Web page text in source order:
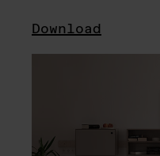
Download